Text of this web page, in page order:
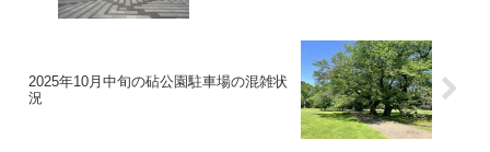
2025年10月中旬の砧公園駐車場の混雑状
況